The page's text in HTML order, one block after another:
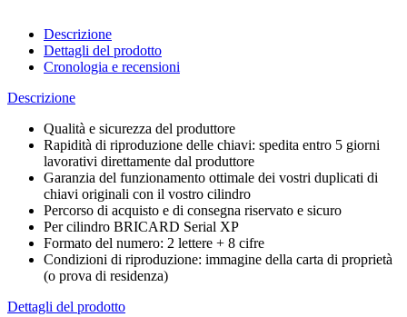
Descrizione
Dettagli del prodotto
Cronologia e recensioni
Descrizione
Qualità e sicurezza del produttore
Rapidità di riproduzione delle chiavi: spedita entro 5 giorni
lavorativi direttamente dal produttore
Garanzia del funzionamento ottimale dei vostri duplicati di
chiavi originali con il vostro cilindro
Percorso di acquisto e di consegna riservato e sicuro
Per cilindro BRICARD Serial XP
Formato del numero: 2 lettere + 8 cifre
Condizioni di riproduzione: immagine della carta di proprietà
(o prova di residenza)
Dettagli del prodotto